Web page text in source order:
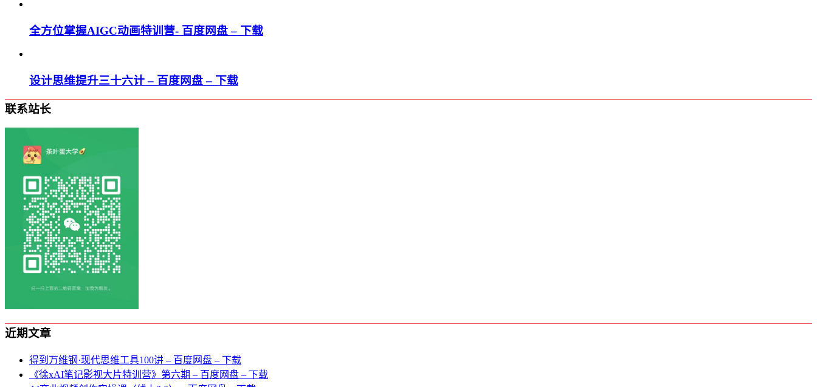
全方位掌握AIGC动画特训营- 百度网盘 – 下载
设计思维提升三十六计 – 百度网盘 – 下载
联系站长
近期文章
得到万维钢·现代思维⼯具100讲 – 百度网盘 – 下载
《徐xAI笔记影视大片特训营》第六期 – 百度网盘 – 下载